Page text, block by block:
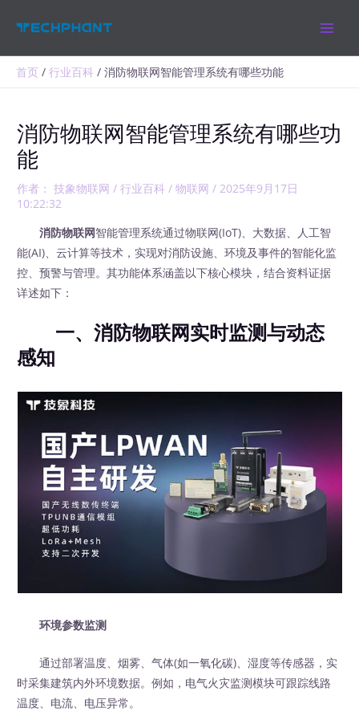
首页 行业百科 消防物联网智能管理系统有哪些功能
消防物联网智能管理系统有哪些功
能
作者： 技象物联网/行业百科 /物联网 /2025年9月17日
10:22:32
消防物联网智能管理系统通过物联网(IoT)、大数据、人工智
能(AI)、云计算等技术，实现对消防设施、环境及事件的智能化监
控、预警与管理。其功能体系涵盖以下核心模块，结合资料证据
详述如下：
一、消防物联网实时监测与动态
感知
环境参数监测
通过部署温度、烟雾、气体(如一氧化碳)、湿度等传感器，实
时采集建筑内外环境数据。例如，电气火灾监测模块可跟踪线路
温度、电流、电压异常。